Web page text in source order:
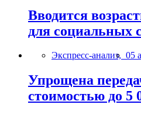
Вводится
для социальных
Экспресс-анализ, 05
Упрощена
стоимостью до 5